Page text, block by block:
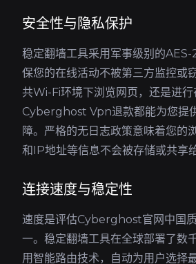
安全性与隐私保护
稳定翻墙工具采用军事级别的AES-
保您的在线活动不被第三方监控或
共Wi-Fi环境下浏览网页，还是进行
Cyberghost Vpn退款都能为您提
障。严格的无日志政策意味着您的
和IP地址等信息不会被存储或共享
连接速度与稳定性
速度是评估Cyberghost官网中国
一。稳定翻墙工具在全球部署了数
用智能路由技术，自动为用户选择